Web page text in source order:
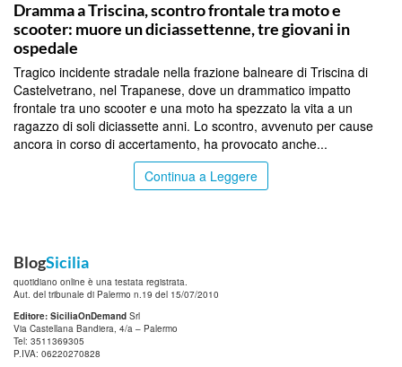
Dramma a Triscina, scontro frontale tra moto e
scooter: muore un diciassettenne, tre giovani in
ospedale
Tragico incidente stradale nella frazione balneare di Triscina di
Castelvetrano, nel Trapanese, dove un drammatico impatto
frontale tra uno scooter e una moto ha spezzato la vita a un
ragazzo di soli diciassette anni. Lo scontro, avvenuto per cause
ancora in corso di accertamento, ha provocato anche...
Continua a Leggere
BlogSicilia
quotidiano online è una testata registrata.
Aut. del tribunale di Palermo n.19 del 15/07/2010
Editore: SiciliaOnDemand Srl
Via Castellana Bandiera, 4/a – Palermo
Tel: 3511369305
P.IVA: 06220270828